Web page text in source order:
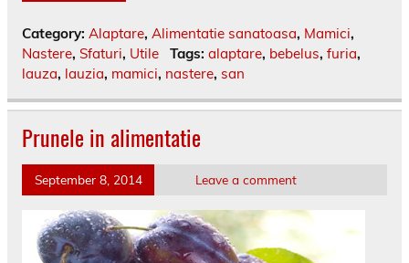
Category: Alaptare, Alimentatie sanatoasa, Mamici,
Nastere, Sfaturi, Utile Tags: alaptare, bebelus, furia,
lauza, lauzia, mamici, nastere, san
Prunele in alimentatie
September 8, 2014 Leave a comment